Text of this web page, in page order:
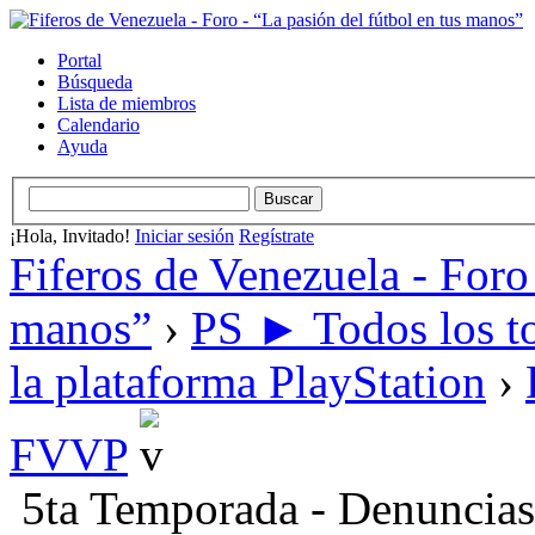
Portal
Búsqueda
Lista de miembros
Calendario
Ayuda
¡Hola, Invitado! Iniciar sesión Regístrate
Fiferos de Venezuela -
manos” › PS ► Todos los
la plataforma PlayStation ›
FVVP
5ta Temporada - Denuncias